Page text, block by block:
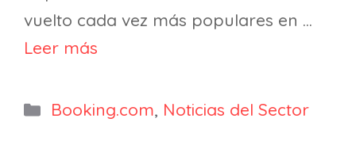
vuelto cada vez más populares en …
Leer más
Categorías
Booking.com, Noticias del Sector